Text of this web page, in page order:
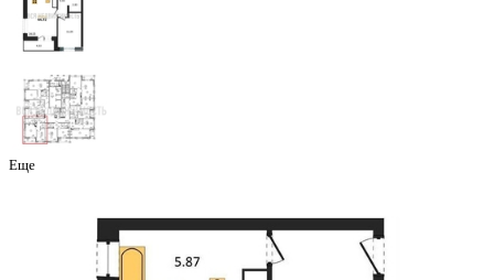
Воронеж, Кривошеина ул., д. 13/14